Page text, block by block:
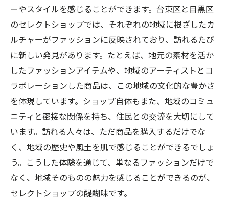
ーやスタイルを感じることができます。台東区と目黒区
のセレクトショップでは、それぞれの地域に根ざしたカ
ルチャーがファッションに反映されており、訪れるたび
に新しい発見があります。たとえば、地元の素材を活か
したファッションアイテムや、地域のアーティストとコ
ラボレーションした商品は、この地域の文化的な豊かさ
を体現しています。ショップ自体もまた、地域のコミュ
ニティと密接な関係を持ち、住民との交流を大切にして
います。訪れる人々は、ただ商品を購入するだけでな
く、地域の歴史や風土を肌で感じることができるでしょ
う。こうした体験を通じて、単なるファッションだけで
なく、地域そのものの魅力を感じることができるのが、
セレクトショップの醍醐味です。